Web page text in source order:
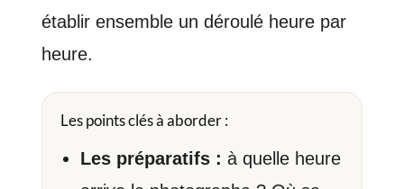
établir ensemble un déroulé heure par
heure.
Les points clés à aborder :
Les préparatifs : à quelle heure